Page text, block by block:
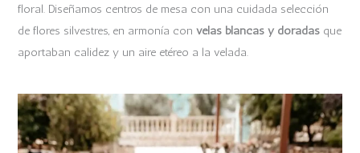
floral. Diseñamos centros de mesa con una cuidada selección
de flores silvestres, en armonía convelas blancas y doradas que
aportaban calidez y un aire etéreo a la velada.